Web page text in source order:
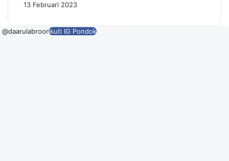
13 Februari 2023
@daarulabroorIkuti IG Pondok